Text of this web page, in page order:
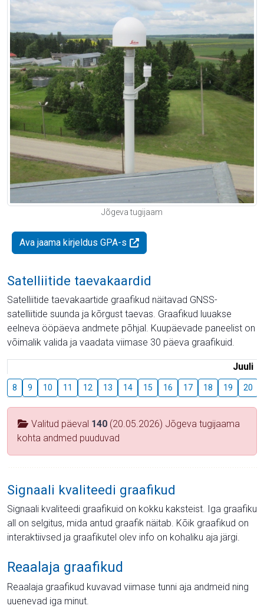
Jõgeva tugijaam
Ava jaama kirjeldus GPA-s
Satelliitide taevakaardid
Satelliitide taevakaartide graafikud näitavad GNSS-
satelliitide suunda ja kõrgust taevas. Graafikud luuakse
eelneva ööpäeva andmete põhjal. Kuupäevade paneelist on
võimalik valida ja vaadata viimase 30 päeva graafikuid.
Juuli
8 9 10 11 12 13 14 15 16 17 18 19 20
Valitud päeval 140 (20.05.2026) Jõgeva tugijaama
kohta andmed puuduvad
Signaali kvaliteedi graafikud
Signaali kvaliteedi graafikuid on kokku kaksteist. Iga graafiku
all on selgitus, mida antud graafik näitab. Kõik graafikud on
interaktiivsed ja graafikutel olev info on kohaliku aja järgi.
Reaalaja graafikud
Reaalaja graafikud kuvavad viimase tunni aja andmeid ning
uuenevad iga minut.